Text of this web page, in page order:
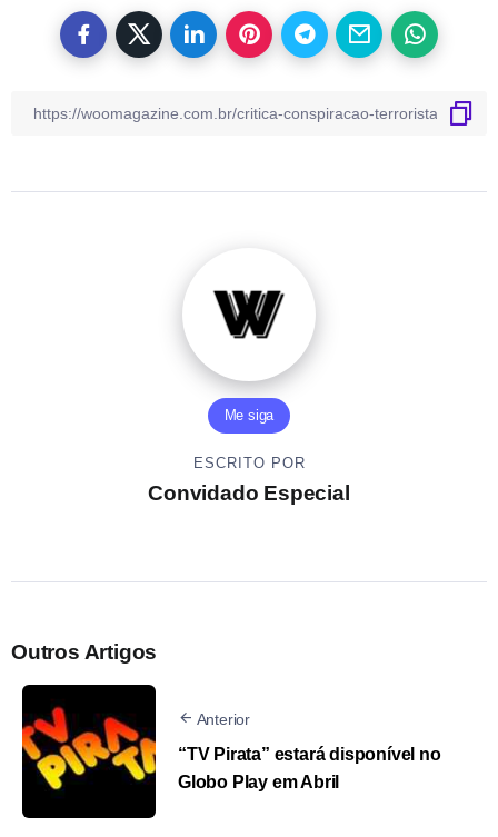
Me siga
ESCRITO POR
Convidado Especial
Outros Artigos
Anterior
“TV Pirata” estará disponível no
Globo Play em Abril